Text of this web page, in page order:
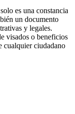
es una constancia
un documento
y legales.
visados o beneficios
cualquier ciudadano